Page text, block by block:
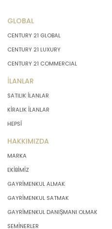
GLOBAL
CENTURY 21 GLOBAL
CENTURY 21 LUXURY
CENTURY 21 COMMERCIAL
İLANLAR
SATILIK İLANLAR
KİRALIK İLANLAR
HEPSİ
HAKKIMIZDA
MARKA
EKİBİMİZ
GAYRİMENKUL ALMAK
GAYRİMENKUL SATMAK
GAYRİMENKUL DANIŞMANI OLMAK
SEMİNERLER